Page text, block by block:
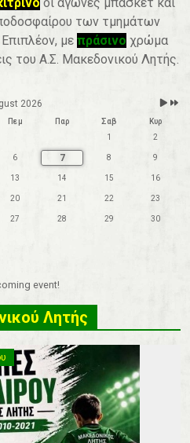
των τμημάτων
με πράσινο χρώμα
του Α.Σ. Μακεδονικού Λητής.
2026
Πεμ Παρ Σαβ
Κυρ
1
2
6 7 8 9
13 14 15 16
20 21 22 23
27 28 29 30
event!
Λητής